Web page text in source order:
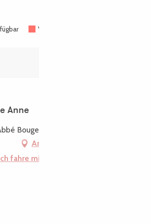
Voll belegt
Anne
Bouget, 22730 Trégastel
Anfahrt
fahre mit dem Zug hin!